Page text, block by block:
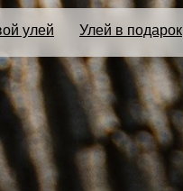
улей Улей в подарок